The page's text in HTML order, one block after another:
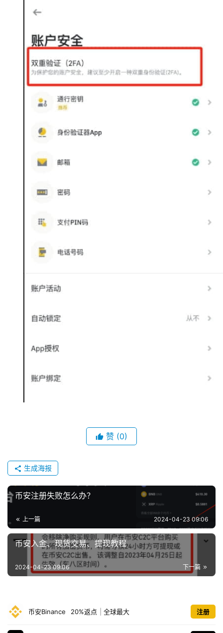
赞 (0)
生成海报
币安注册失败怎么办？
上一篇 2024-04-23 09:06
币安入金、现货交易、提现教程
下一篇
2024-04-23 09:06
币安Binance 20%返点 全球最大 注册